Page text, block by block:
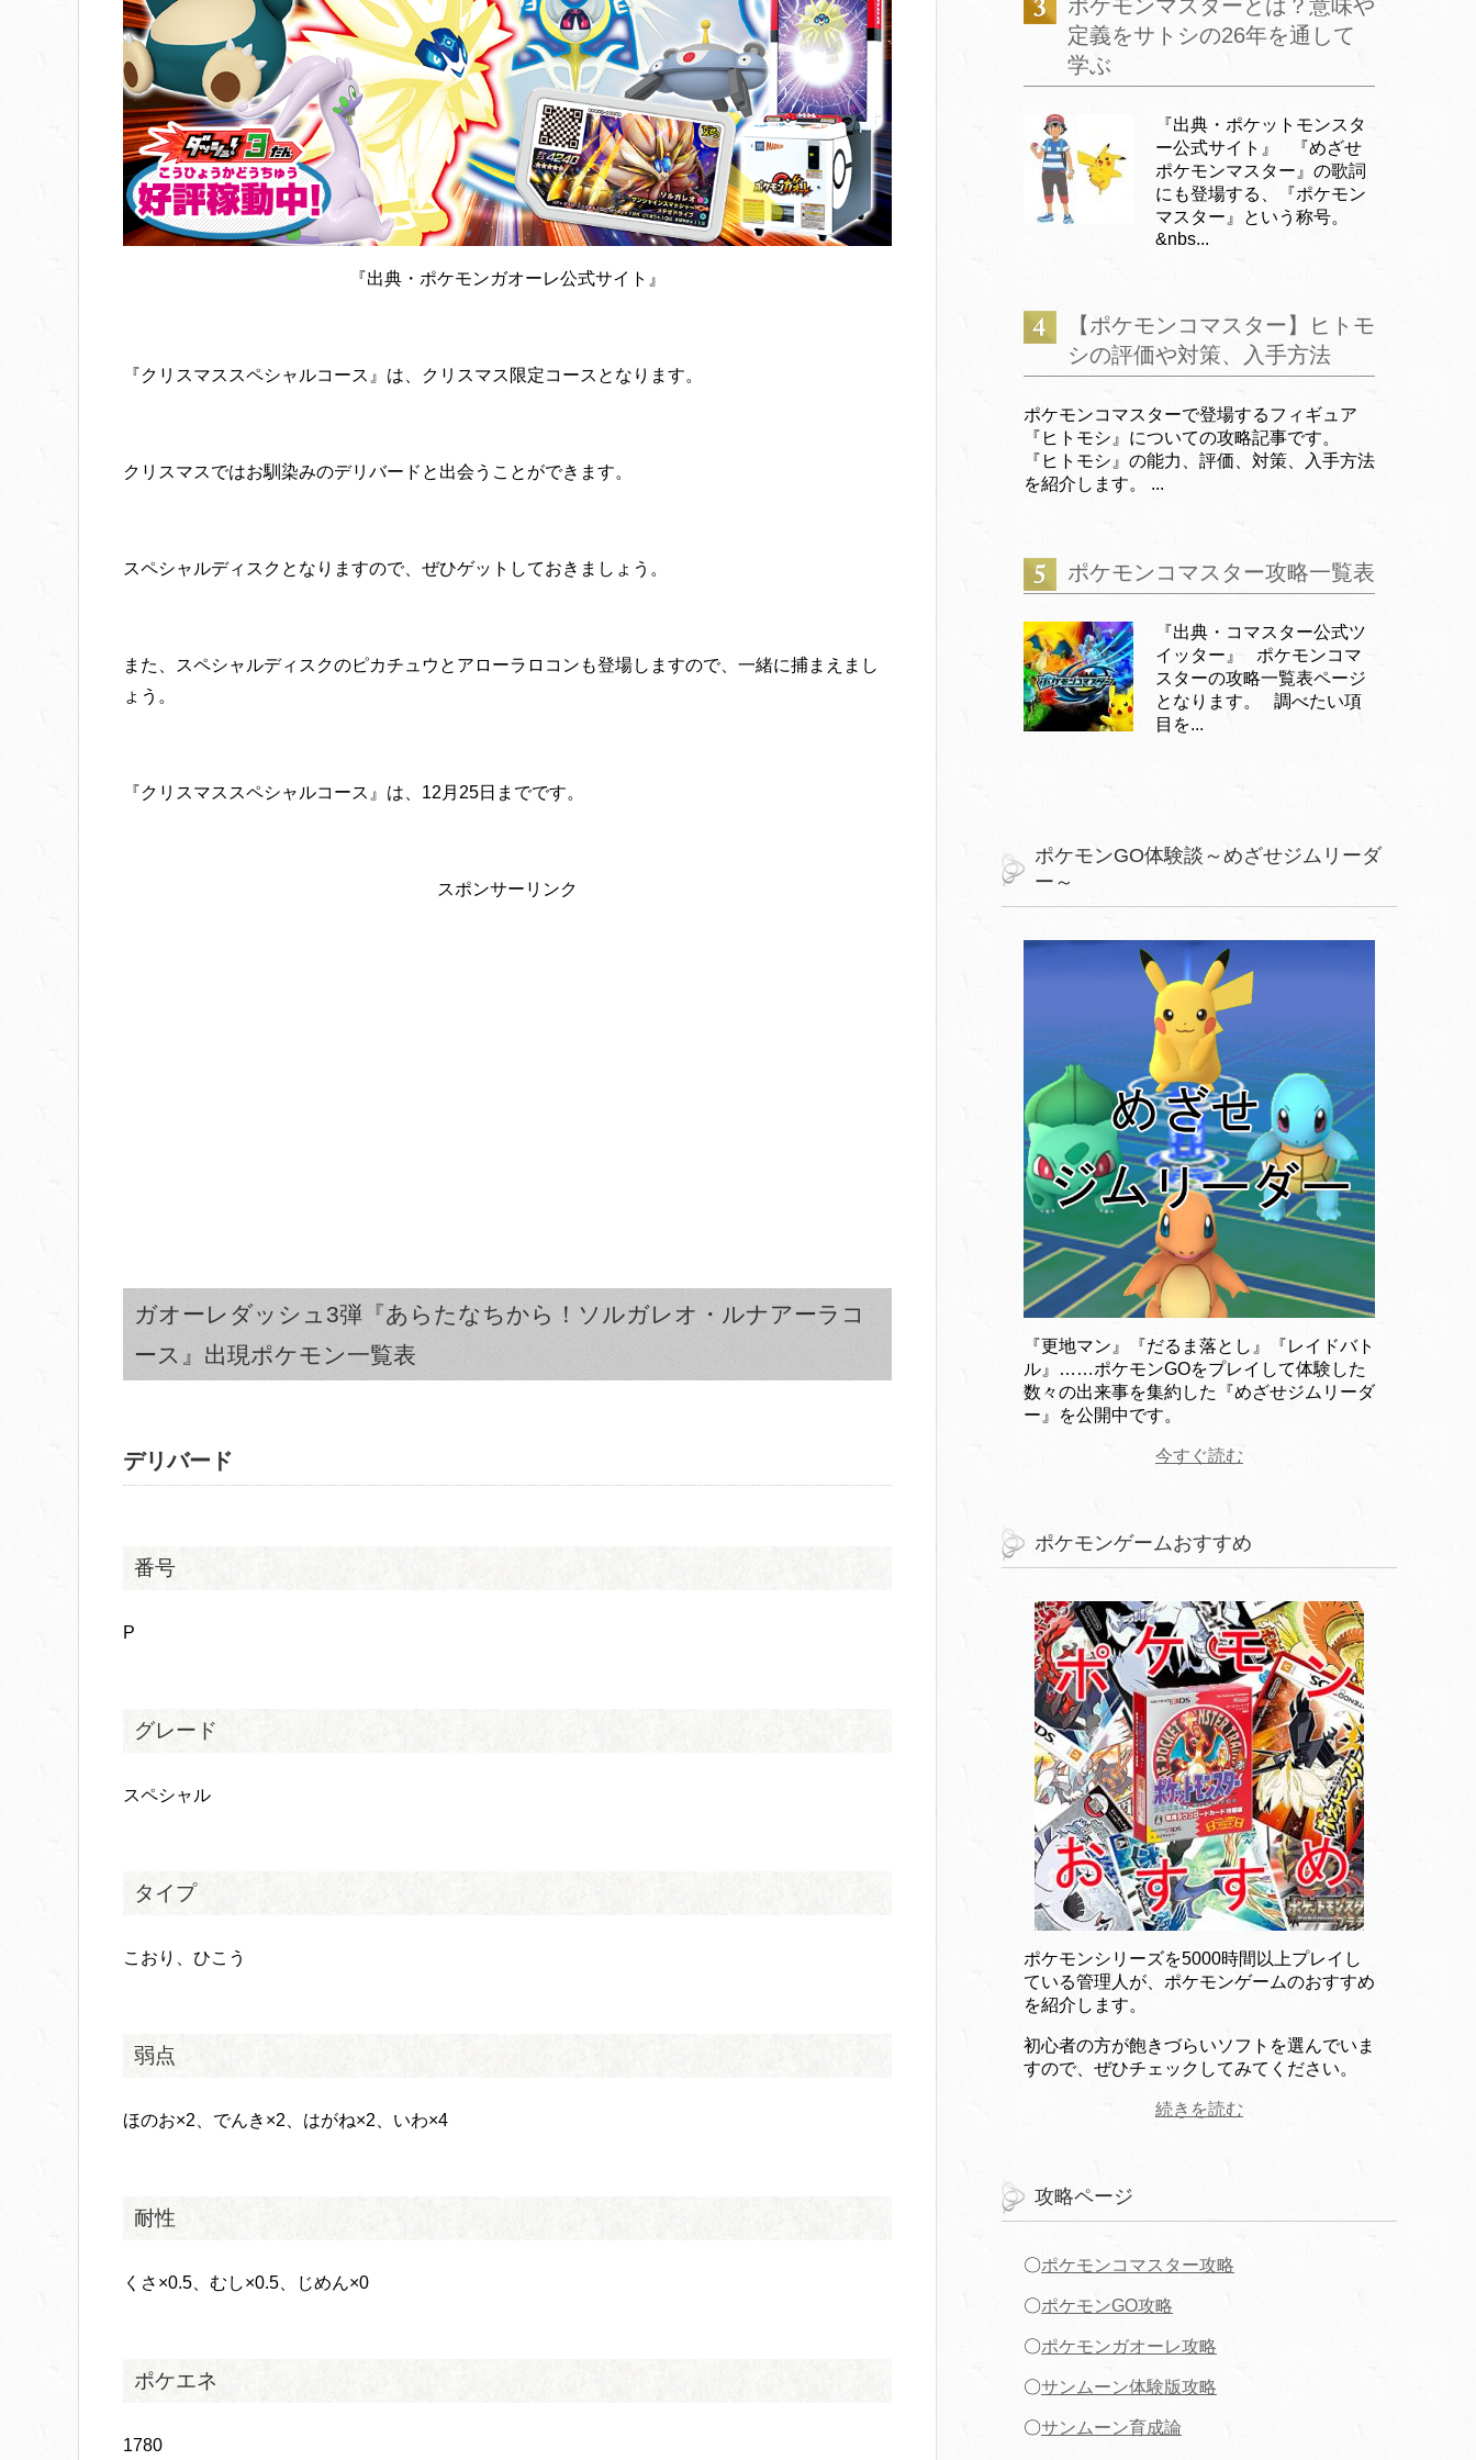
『出典・ポケモンガオーレ公式サイト』
『クリスマススペシャルコース』は、クリスマス限定コースとなります。
クリスマスではお馴染みのデリバードと出会うことができます。
スペシャルディスクとなりますので、ぜひゲットしておきましょう。
また、スペシャルディスクのピカチュウとアローラロコンも登場しますので、一緒に捕まえまし
ょう。
『クリスマススペシャルコース』は、12月25日までです。
スポンサーリンク
ガオーレダッシュ3弾『あらたなちから！ソルガレオ・ルナアーラコ
ース』出現ポケモン一覧表
デリバード
番号
P
グレード
スペシャル
タイプ
こおり、ひこう
弱点
ほのお×2、でんき×2、はがね×2、いわ×4
耐性
くさ×0.5、むし×0.5、じめん×0
ポケエネ
1780
ポケモンマスターとは？意味や
定義をサトシの26年を通して
学ぶ
『出典・ポケットモンスタ
ー公式サイト』 『めざせ
ポケモンマスター』の歌詞
にも登場する、『ポケモン
マスター』という称号。
&nbs...
【ポケモンコマスター】ヒトモ
シの評価や対策、入手方法
ポケモンコマスターで登場するフィギュア
『ヒトモシ』についての攻略記事です。
『ヒトモシ』の能力、評価、対策、入手方法
を紹介します。 ...
ポケモンコマスター攻略一覧表
『出典・コマスター公式ツ
イッター』 ポケモンコマ
スターの攻略一覧表ページ
となります。 調べたい項
目を...
ポケモンGO体験談～めざせジムリーダ
ー～
『更地マン』『だるま落とし』『レイドバト
ル』……ポケモンGOをプレイして体験した
数々の出来事を集約した『めざせジムリーダ
ー』を公開中です。
今すぐ読む
ポケモンゲームおすすめ
ポケモンシリーズを5000時間以上プレイし
ている管理人が、ポケモンゲームのおすすめ
を紹介します。
初心者の方が飽きづらいソフトを選んでいま
すので、ぜひチェックしてみてください。
続きを読む
攻略ページ
〇ポケモンコマスター攻略
〇ポケモンGO攻略
〇ポケモンガオーレ攻略
〇サンムーン体験版攻略
〇サンムーン育成論